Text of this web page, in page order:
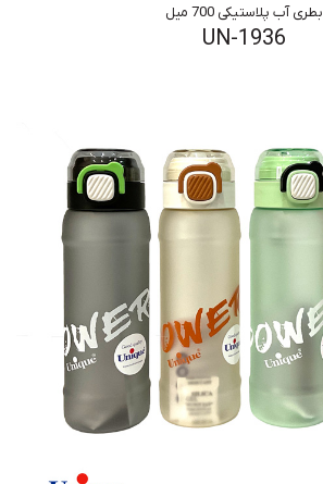
بطری آب پلاستیکی 700 میل
UN-1936